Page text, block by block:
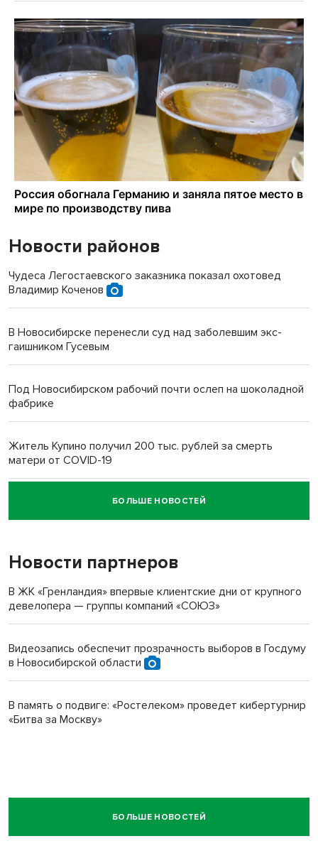
Новости районов
Чудеса Легостаевского заказника показал охотовед
Владимир Коченов
В Новосибирске перенесли суд над заболевшим экс-
гаишником Гусевым
Под Новосибирском рабочий почти ослеп на шоколадной
фабрике
Житель Купино получил 200 тыс. рублей за смерть
матери от COVID-19
Новосибирский суд наказал водителя за смерть
пенсионерки на вокзале
БОЛЬШЕ НОВОСТЕЙ
Новости партнеров
В ЖК «Гренландия» впервые клиентские дни от крупного
девелопера — группы компаний «СОЮЗ»
Видеозапись обеспечит прозрачность выборов в Госдуму
в Новосибирской области
В память о подвиге: «Ростелеком» проведет кибертурнир
«Битва за Москву»
БОЛЬШЕ НОВОСТЕЙ